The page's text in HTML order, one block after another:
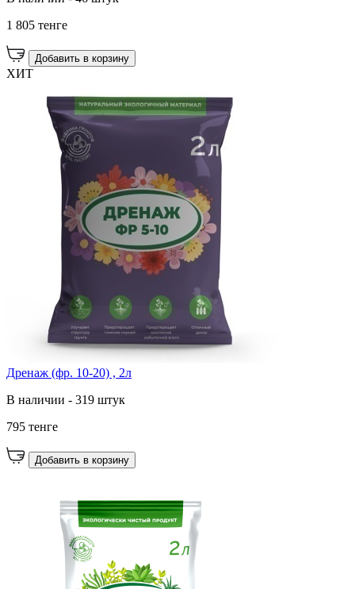
1 805 тенге
Добавить в корзину
ХИТ
Дренаж (фр. 10-20) , 2л
В наличии - 319 штук
795 тенге
Добавить в корзину